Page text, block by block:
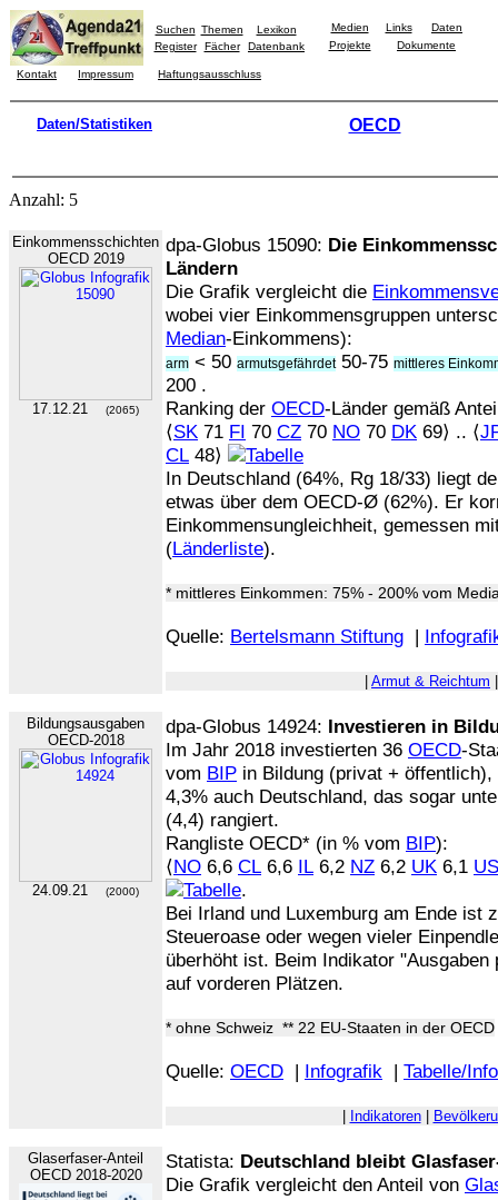
Suchen Themen
Lexikon
Register
Fächer Datenbank
Medien Links
Daten
Projekte
Dokumente
Kontakt Impressum Haftungsausschluss
Daten/Statistiken OECD
Anzahl: 5
Einkommensschichten
OECD 2019
17.12.21 (2065)
dpa-Globus 15090: Die
Ländern
Die Grafik vergleicht die
wobei vier Einkommensgruppen
Median-Einkommens):
arm < 50 armutsgefährdet50-75 mittleres
200 .
Ranking der OECD-Länder gemäß
⟨SK 71 FI 70 CZ 70 NO 70 DK 69⟩ .. ⟨
CL 48⟩
In Deutschland (64%, Rg 18/33) liegt
etwas über dem OECD-Ø (62%). Er
Einkommensungleichheit, gemessen
(Länderliste).
* mittleres Einkommen: 75% - 200% vom
Quelle: Bertelsmann Stiftung |
Armut & Reichtum
Bildungsausgaben
OECD-2018
24.09.21 (2000)
dpa-Globus 14924: Investieren in
Im Jahr 2018 investierten 36 OECD-
vom BIP in Bildung (privat +
4,3% auch Deutschland, das sogar
(4,4) rangiert.
Rangliste OECD* (in % vom BIP):
⟨NO 6,6 CL 6,6 IL 6,2 NZ 6,2 UK 6,1 US
.
Bei Irland und Luxemburg am Ende ist
Steueroase oder wegen vieler
überhöht ist. Beim Indikator
auf vorderen Plätzen.
* ohne Schweiz ** 22 EU-Staaten in der OECD
Quelle: OECD | Infografik | Tabelle/
Indikatoren|
Glaserfaser-Anteil
OECD 2018-2020
Statista: Deutschland bleibt
Die Grafik vergleicht den Anteil von